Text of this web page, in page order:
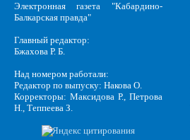
Электронная газета "Кабардино-
Балкарская правда"
Главный редактор:
Бжахова Р. Б.
Над номером работали:
Редактор по выпуску: Накова О.
Корректоры: Максидова Р., Петрова
Н., Теппеева З.